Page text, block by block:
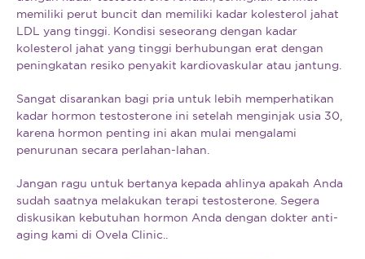
memiliki perut buncit dan memiliki kadar kolesterol jahat
LDL yang tinggi. Kondisi seseorang dengan kadar
kolesterol jahat yang tinggi berhubungan erat dengan
peningkatan resiko penyakit kardiovaskular atau jantung.
Sangat disarankan bagi pria untuk lebih memperhatikan
kadar hormon testosterone ini setelah menginjak usia 30,
karena hormon penting ini akan mulai mengalami
penurunan secara perlahan-lahan.
Jangan ragu untuk bertanya kepada ahlinya apakah Anda
sudah saatnya melakukan terapi testosterone. Segera
diskusikan kebutuhan hormon Anda dengan dokter anti-
aging kami di Ovela Clinic..